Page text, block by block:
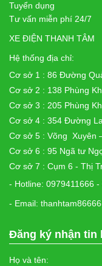
Tuyển dụng
Tư vấn miễn phí 24/7
XE ĐIỆN THANH TÂM
Hệ thống địa chỉ:
Cơ sở 1 : 86 Đường
Cơ sở 2 : 138 Phùng
Cơ sở 3 : 205 Phùng
Cơ sở 4 : 354 Đường
Cơ sở 5 : Võng Xuyên
Cơ sở 6 : 95 Ngã tư
Cơ sở 7 : Cụm 6 - Thị
- Hotline: 0979411666
- Email:
Đăng ký nhận tin
Họ và tên: